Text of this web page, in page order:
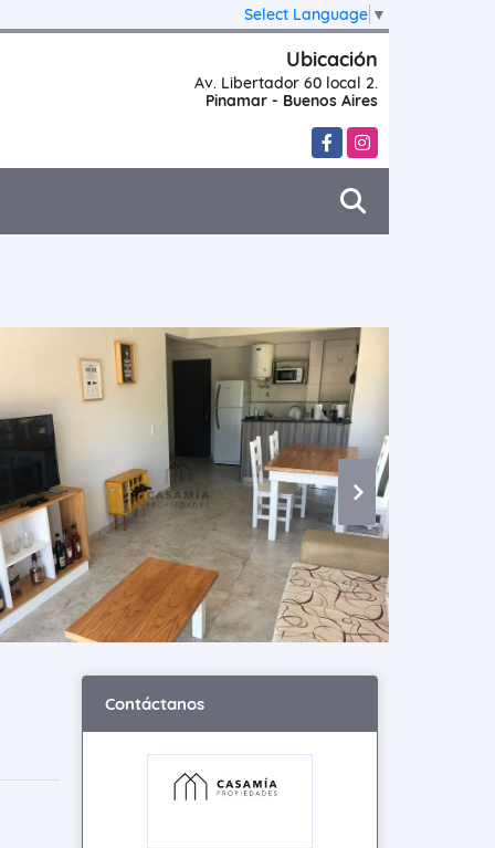
Select Language ▼
Ubicación
Av. Libertador 60 local 2.
Pinamar - Buenos Aires
FacebookInstagram
Contáctanos